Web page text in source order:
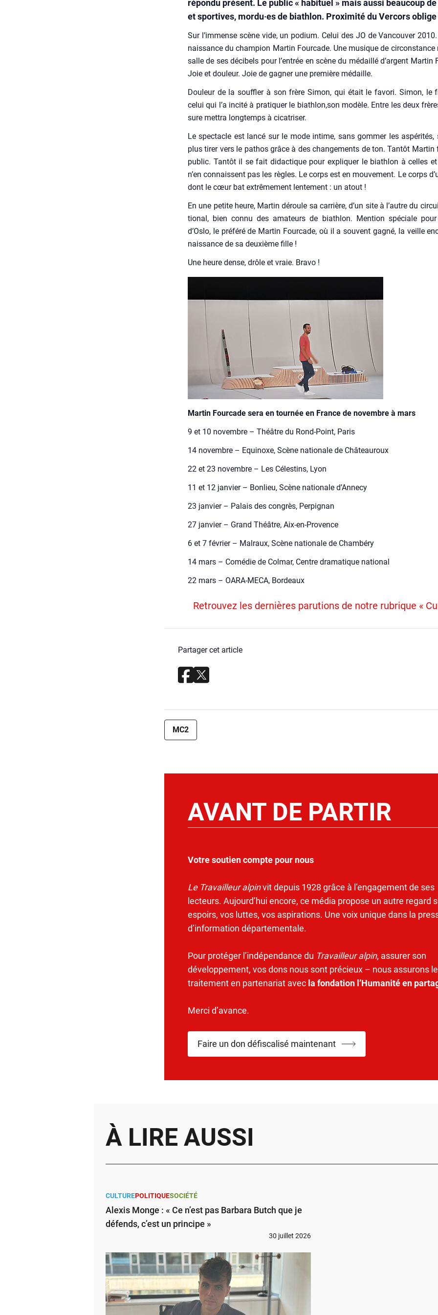
répondu présent. Le public « habituel » mais aussi beaucoup
et sportives, mordu·es de biathlon. Proximité du Vercors oblige
Sur l’immense scène vide, un podium. Celui des JO de Van­cou­ver 2010.
nais­sance du cham­pion Mar­tin Four­cade. Une musique de cir­cons­tance
salle de ses déci­bels pour l’entrée en scène du médaillé d’argent Mar­tin
Joie et dou­leur. Joie de gagner une pre­mière médaille.
Dou­leur de la souf­fler à son frère Simon, qui était le favo­ri. Simon, le
celui qui l’a inci­té à pra­ti­quer le biathlon,son modèle. Entre les deux
sure met­tra long­temps à cica­tri­ser.
Le spec­tacle est lan­cé sur le mode intime, sans gom­mer les aspé­ri­tés,
plus tirer vers le pathos grâce à des chan­ge­ments de ton. Tan­tôt Mar­tin
public. Tan­tôt il se fait didac­tique pour expli­quer le biath­lon à celles
n’en connaissent pas les règles. Le corps est en mou­ve­ment. Le corps
dont le cœur bat extrê­me­ment len­te­ment : un atout !
En une petite heure, Mar­tin déroule sa car­rière, d’un site à l’autre du
tio­nal, bien connu des ama­teurs de biath­lon. Men­tion spé­ciale
d’Oslo, le pré­fé­ré de Mar­tin Four­cade, où il a sou­vent gagné, la veille
nais­sance de sa deuxième fille !
Une heure dense, drôle et vraie. Bra­vo !
Mar­tin Four­cade sera en tour­née en France de novembre à mars
9 et 10 novembre – Théâtre du Rond-Point, Paris
14 novembre – Equi­noxe, Scène natio­nale de Châ­teau­roux
22 et 23 novembre – Les Céles­tins, Lyon
11 et 12 jan­vier – Bon­lieu, Scène natio­nale d’Annecy
23 jan­vier – Palais des congrès, Per­pi­gnan
27 jan­vier – Grand Théâtre, Aix-en-Pro­vence
6 et 7 février – Mal­raux, Scène natio­nale de Cham­bé­ry
14 mars – Comé­die de Col­mar, Centre dra­ma­tique natio­nal
22 mars – OARA-MECA, Bor­deaux
Retrouvez les dernières parutions de notre rubrique «
Partager cet article
MC2
AVANT DE PARTIR
Votre soutien compte pour nous
Le Travailleur alpinvit depuis 1928 grâce à l’engagement de ses
lecteurs. Aujourd’hui encore, ce média propose un autre regard
espoirs, vos luttes, vos aspirations. Une voix unique dans la
d’information départementale.
Pour protéger l’indépendance du Travailleur alpin, assurer son
développement, vos dons nous sont précieux – nous assurons
traitement en partenariat avec la fondation l’Humanité en
Merci d’avance.
Faire un don défiscalisé maintenant
À LIRE AUSSI
CULTUREPOLITIQUESOCIÉTÉ
Alexis Monge : « Ce n’est pas Barbara Butch que je
défends, c’est un principe »
30 juillet 2026